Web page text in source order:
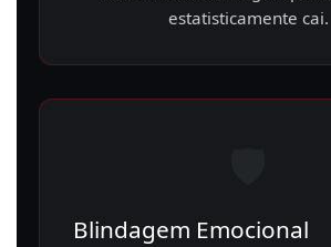
estatisticamente cai.
Blindagem Emocional